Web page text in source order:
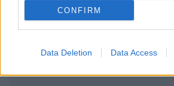
CONFIRM
Data Deletion Data Access